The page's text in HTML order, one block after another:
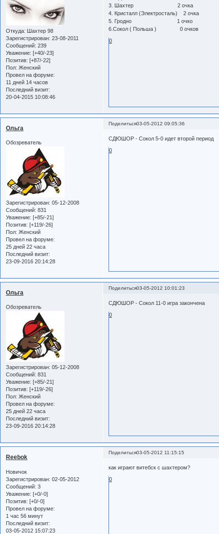
Откуда: Шахтер 98
Зарегистрирован: 23-08-2011
Сообщений: 239
Уважение: [+40/-23]
Позитив: [+87/-22]
Пол: Женский
Провел на форуме:
11 дней 14 часов
Последний визит:
20-04-2015 10:08:46
3. Шахтер 2 очка
4. Кристалл (Электросталь) 2 очка
5. Гродно 1 очко
6.Сокол ( Польша ) 0 очков
0
Поделиться03-05-2012 09:05:36
Ольга
Обозреватель
Зарегистрирован: 05-12-2008
Сообщений: 831
Уважение: [+85/-21]
Позитив: [+119/-26]
Пол: Женский
Провел на форуме:
25 дней 22 часа
Последний визит:
23-09-2016 20:14:28
СДЮШОР - Сокол 5-0 идет второй период
0
Поделиться03-05-2012 10:01:23
Ольга
Обозреватель
Зарегистрирован: 05-12-2008
Сообщений: 831
Уважение: [+85/-21]
Позитив: [+119/-26]
Пол: Женский
Провел на форуме:
25 дней 22 часа
Последний визит:
23-09-2016 20:14:28
СДЮШОР - Сокол 11-0 игра закончена
0
Поделиться03-05-2012 11:15:15
Reebok
Новичок
Зарегистрирован: 02-05-2012
Сообщений: 3
Уважение: [+0/-0]
Позитив: [+0/-0]
Провел на форуме:
1 час 56 минут
Последний визит:
03-05-2012 15:07:23
как играют витебск с шахтером?
0